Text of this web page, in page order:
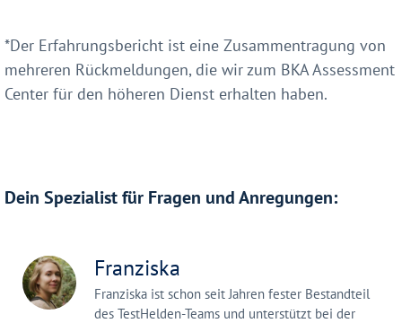
*Der Erfahrungsbericht ist eine Zusammentragung von
mehreren Rückmeldungen, die wir zum BKA Assessment
Center für den höheren Dienst erhalten haben.
Dein Spezialist für Fragen und Anregungen:
Franziska
Franziska ist schon seit Jahren fester Bestandteil
des TestHelden-Teams und unterstützt bei der